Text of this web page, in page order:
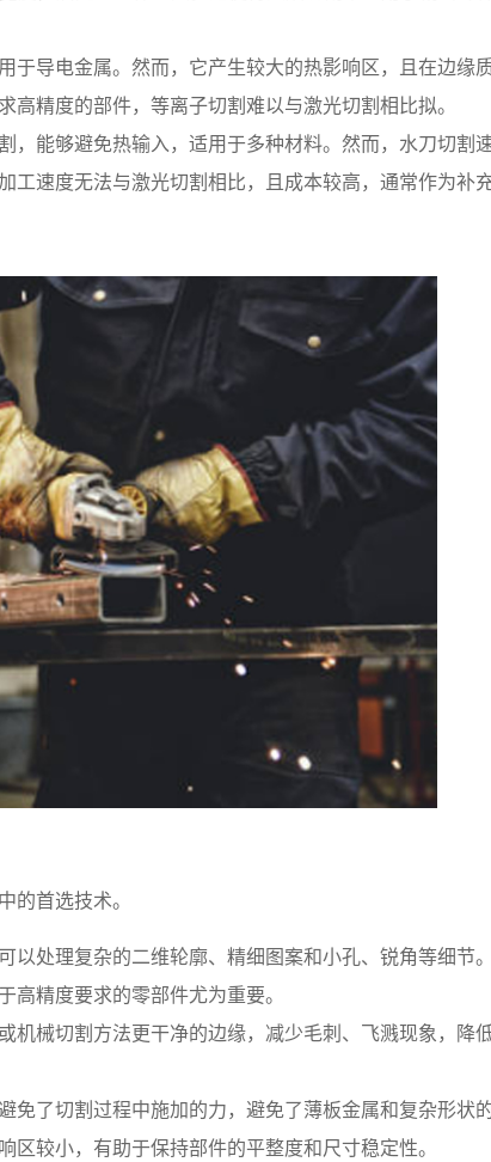
导电金属。然而，它产生较大的热影响区，且在边缘质
精度的部件，等离子切割难以与激光切割相比拟。
，能够避免热输入，适用于多种材料。然而，水刀切割
工速度无法与激光切割相比，且成本较高，通常作为补
的首选技术。
以处理复杂的二维轮廓、精细图案和小孔、锐角等细节
精度要求的零部件尤为重要。
机械切割方法更干净的边缘，减少毛刺、飞溅现象，降
免了切割过程中施加的力，避免了薄板金属和复杂形状
较小，有助于保持部件的平整度和尺寸稳定性。